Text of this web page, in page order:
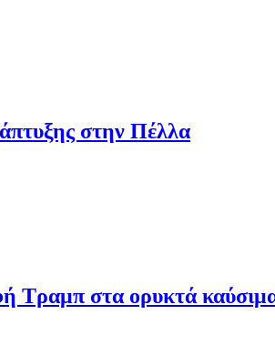
στην Πέλλα
Τραμπ στα ορυκτά